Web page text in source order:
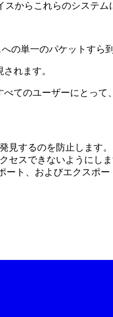
からこれらのシステム
の単一のパケットすら
れます。
てのユーザーにとって
見するのを防止します。
セスできないようにしま
ト、およびエクスポ